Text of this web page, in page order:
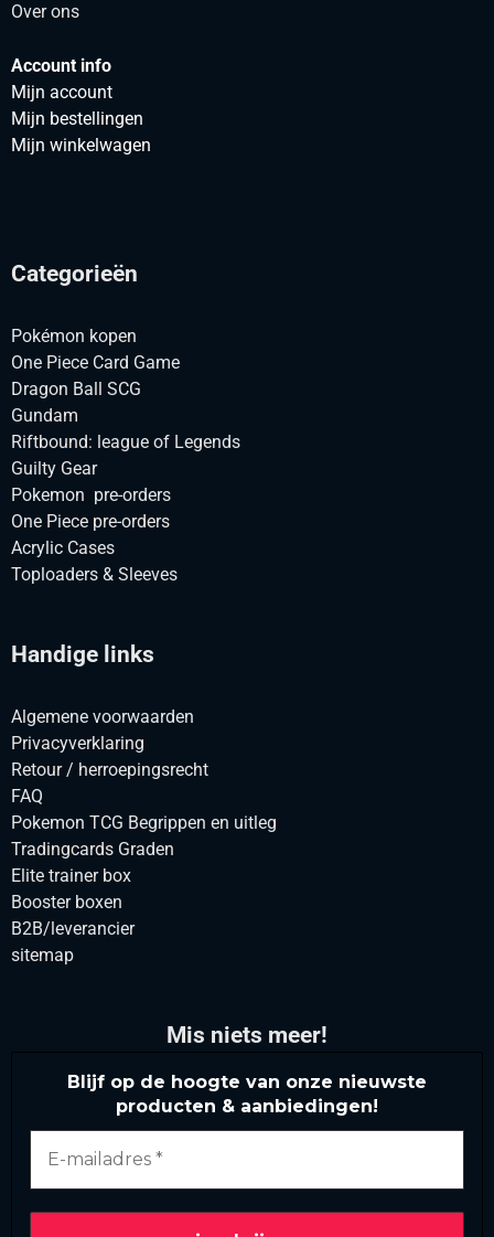
Over ons
Account info
Mijn account
Mijn bestellingen
Mijn winkelwagen
Categorieën
Pokémon kopen
One Piece Card Game
Dragon Ball SCG
Gundam
Riftbound: league of Legends
Guilty Gear
Pokemon pre-orders
One Piece pre-orders
Acrylic Cases
Toploaders & Sleeves
Handige links
Algemene voorwaarden
Privacyverklaring
Retour / herroepingsrecht
FAQ
Pokemon TCG Begrippen en uitleg
Tradingcards Graden
Elite trainer box
Booster boxen
B2B/leverancier
sitemap
Mis niets meer!
Blijf op de hoogte van onze nieuwste
producten & aanbiedingen!